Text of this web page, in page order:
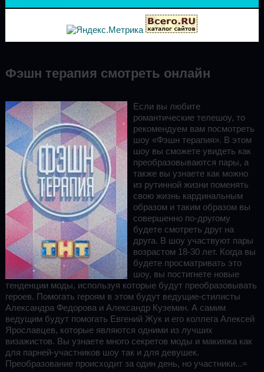
Фэшн терапия смотреть онлайн
Если вы любите
романтические телешоу, то
рекомендуем вам посмотреть
шоу «Фэшн терапия». В этом
шоу вы сможете увидеть как
преобразовываются пары, а
также вы узнаете как можно
из рутинной жизни поменять
свою жизнь кардинальным
образом и таким образом вы
совершенно по-другому
будете смотреть друг на
друга. В шоу участвуют пары
возрастом 18-30 лет. Когда вы
будете просматривать это
шоу, вы постигнете новые
тенденции моды, используя которые будут преобразовывать
героев. Помогать героям в этом будут ведущие-стилисты
Александра Федорова и Александр Куземин. А самим
ведущим будут помогать Евгений Жук и его коллега Алексей
Ярославцев, которые являются одними из лучших
визажистов. Вы узнаете много секретов моды и макияжа как
для парней-участников шоу так и для девушек.
Преобразование происходит за один день, но участники...=